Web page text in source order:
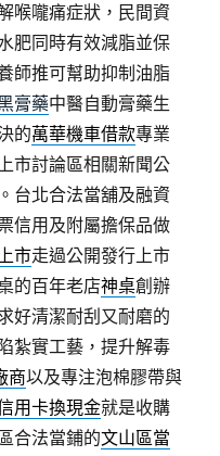
喉嚨痛症狀，民間資
肥同時有效減脂並保
師推可幫助抑制油脂
膏藥中醫自動膏藥生
的萬華機車借款專業
市討論區相關新聞公
台北合法當舖及融資
信用及附屬擔保品做
市走過公開發行上市
的百年老店神桌創辦
好清潔耐刮又耐磨的
紮實工藝，提升解毒
商以及專注泡棉膠帶與
用卡換現金就是收購
合法當鋪的文山區當